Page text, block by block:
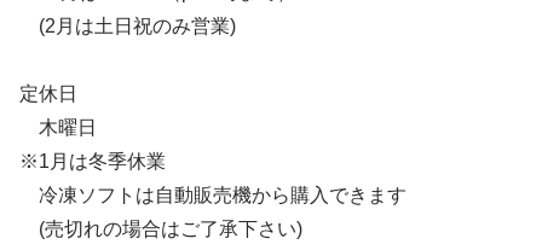
(2月は土日祝のみ営業)
定休日
木曜日
※1月は冬季休業
冷凍ソフトは自動販売機から購入できます
(売切れの場合はご了承下さい)